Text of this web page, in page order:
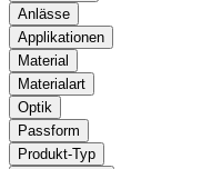
Anlässe
Applikationen
Material
Materialart
Optik
Passform
Produkt-Typ